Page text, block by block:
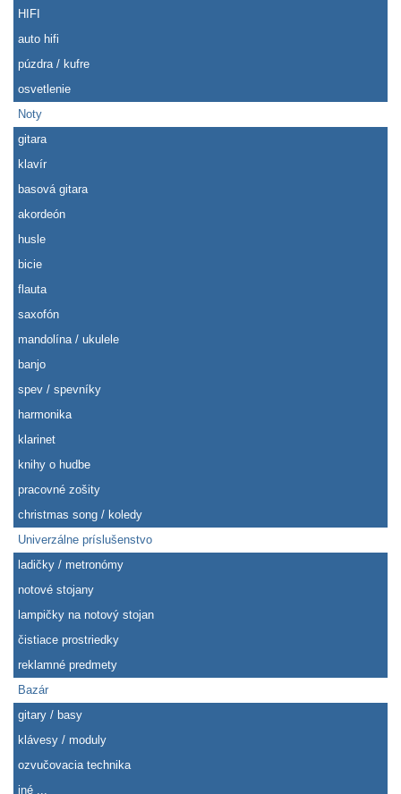
HIFI
auto hifi
púzdra / kufre
osvetlenie
Noty
gitara
klavír
basová gitara
akordeón
husle
bicie
flauta
saxofón
mandolína / ukulele
banjo
spev / spevníky
harmonika
klarinet
knihy o hudbe
pracovné zošity
christmas song / koledy
Univerzálne príslušenstvo
ladičky / metronómy
notové stojany
lampičky na notový stojan
čistiace prostriedky
reklamné predmety
Bazár
gitary / basy
klávesy / moduly
ozvučovacia technika
iné ...